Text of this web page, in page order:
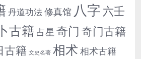
丹道功法修真馆 八字 六壬
古籍 占星 奇门 奇门古籍
古籍 文史名著 相术 相术古籍